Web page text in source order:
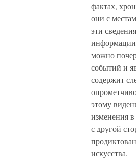
фактах,
они с
эти
информации
можно
событий и
содержит
этому
изменения
с другой
искусства.